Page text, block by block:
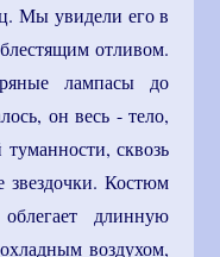
Мы увидели его в
отливом.
лампасы до
он весь - тело,
сквозь
звездочки. Костюм
длинную
воздухом,